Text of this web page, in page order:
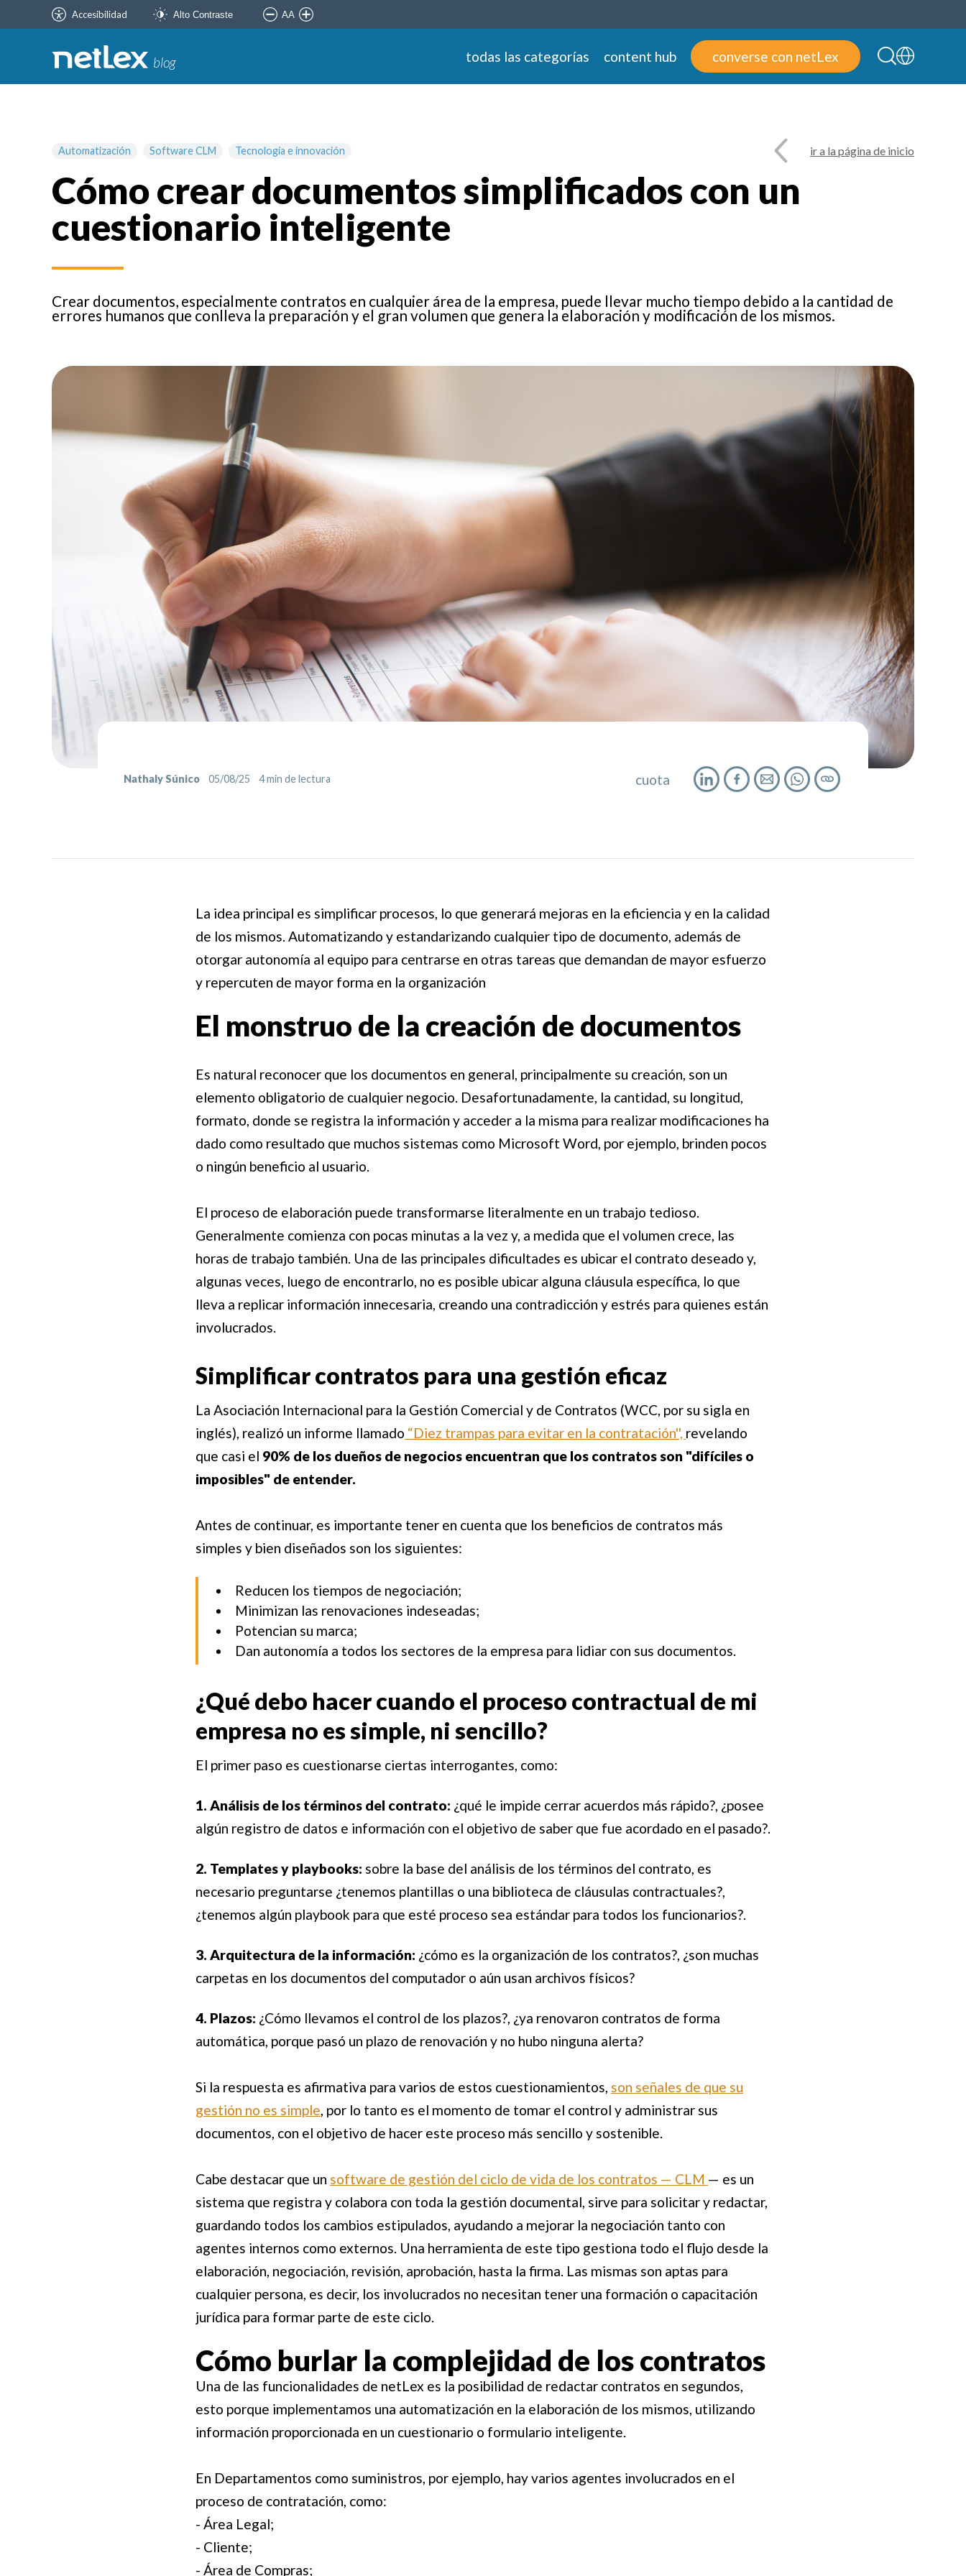
Accesibilidad Alto Contraste AA
blog todas las categorías content hub converse con netLex
Automatización Software CLM Tecnología e innovación ir a la página de inicio
Cómo crear documentos simplificados con un
cuestionario inteligente
Crear documentos, especialmente contratos en cualquier área de la empresa, puede llevar mucho tiempo debido a la cantidad de
errores humanos que conlleva la preparación y el gran volumen que genera la elaboración y modificación de los mismos.
Nathaly Súnico 05/08/25 4min de lectura cuota
La idea principal es simplificar procesos, lo que generará mejoras en la eficiencia y en la calidad
de los mismos. Automatizando y estandarizando cualquier tipo de documento, además de
otorgar autonomía al equipo para centrarse en otras tareas que demandan de mayor esfuerzo
y repercuten de mayor forma en la organización
El monstruo de la creación de documentos
Es natural reconocer que los documentos en general, principalmente su creación, son un
elemento obligatorio de cualquier negocio. Desafortunadamente, la cantidad, su longitud,
formato, donde se registra la información y acceder a la misma para realizar modificaciones ha
dado como resultado que muchos sistemas como Microsoft Word, por ejemplo, brinden pocos
o ningún beneficio al usuario.
El proceso de elaboración puede transformarse literalmente en un trabajo tedioso.
Generalmente comienza con pocas minutas a la vez y, a medida que el volumen crece, las
horas de trabajo también. Una de las principales dificultades es ubicar el contrato deseado y,
algunas veces, luego de encontrarlo, no es posible ubicar alguna cláusula específica, lo que
lleva a replicar información innecesaria, creando una contradicción y estrés para quienes están
involucrados.
Simplificar contratos para una gestión eficaz
La Asociación Internacional para la Gestión Comercial y de Contratos (WCC, por su sigla en
inglés), realizó un informe llamado “Diez trampas para evitar en la contratación'', revelando
que casi el 90% de los dueños de negocios encuentran que los contratos son "difíciles o
imposibles" de entender.
Antes de continuar, es importante tener en cuenta que los beneficios de contratos más
simples y bien diseñados son los siguientes:
Reducen los tiempos de negociación;
Minimizan las renovaciones indeseadas;
Potencian su marca;
Dan autonomía a todos los sectores de la empresa para lidiar con sus documentos.
¿Qué debo hacer cuando el proceso contractual de mi
empresa no es simple, ni sencillo?
El primer paso es cuestionarse ciertas interrogantes, como:
1. Análisis de los términos del contrato: ¿qué le impide cerrar acuerdos más rápido?, ¿posee
algún registro de datos e información con el objetivo de saber que fue acordado en el pasado?.
2. Templates y playbooks: sobre la base del análisis de los términos del contrato, es
necesario preguntarse ¿tenemos plantillas o una biblioteca de cláusulas contractuales?,
¿tenemos algún playbook para que esté proceso sea estándar para todos los funcionarios?.
3. Arquitectura de la información: ¿cómo es la organización de los contratos?, ¿son muchas
carpetas en los documentos del computador o aún usan archivos físicos?
4. Plazos: ¿Cómo llevamos el control de los plazos?, ¿ya renovaron contratos de forma
automática, porque pasó un plazo de renovación y no hubo ninguna alerta?
Si la respuesta es afirmativa para varios de estos cuestionamientos, son señales de que su
gestión no es simple, por lo tanto es el momento de tomar el control y administrar sus
documentos, con el objetivo de hacer este proceso más sencillo y sostenible.
Cabe destacar que un software de gestión del ciclo de vida de los contratos — CLM — es un
sistema que registra y colabora con toda la gestión documental, sirve para solicitar y redactar,
guardando todos los cambios estipulados, ayudando a mejorar la negociación tanto con
agentes internos como externos. Una herramienta de este tipo gestiona todo el flujo desde la
elaboración, negociación, revisión, aprobación, hasta la firma. Las mismas son aptas para
cualquier persona, es decir, los involucrados no necesitan tener una formación o capacitación
jurídica para formar parte de este ciclo.
Cómo burlar la complejidad de los contratos
Una de las funcionalidades de netLex es la posibilidad de redactar contratos en segundos,
esto porque implementamos una automatización en la elaboración de los mismos, utilizando
información proporcionada en un cuestionario o formulario inteligente.
En Departamentos como suministros, por ejemplo, hay varios agentes involucrados en el
proceso de contratación, como:
- Área Legal;
- Cliente;
- Área de Compras;